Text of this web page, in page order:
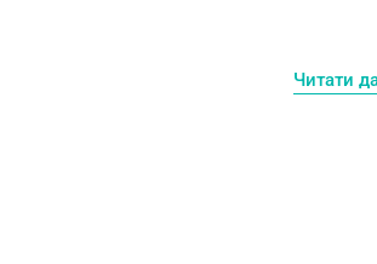
Читати